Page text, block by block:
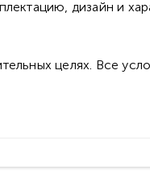
дизайн и
целях. Все